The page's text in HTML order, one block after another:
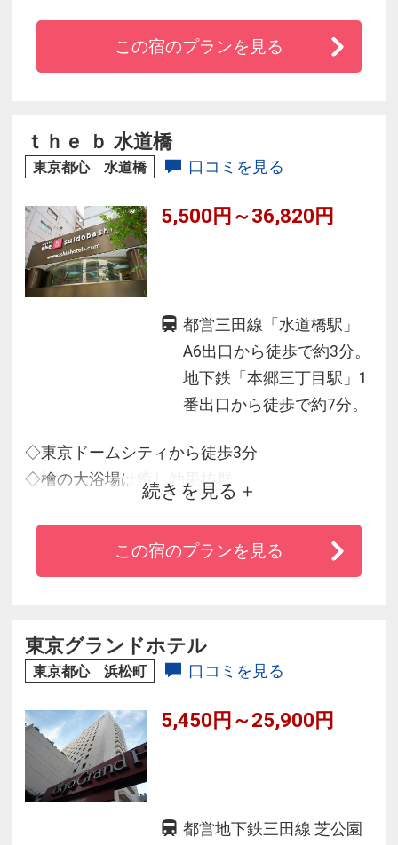
東京ディズニーリゾート・グッドネイバーホテ
ルとして毎日無料の送迎バスが運行中♪
も観光も最適です♪
この宿のプランを見る
ｔｈｅ ｂ 水道橋
東京都心 水道橋 口コミを見る
5,500円～36,820円
都営三田線「水道橋駅」
A6出口から徒歩で約3分。
地下鉄「本郷三丁目駅」1
番出口から徒歩で約7分。
◇東京ドームシティから徒歩3分
◇檜の大浴場は癒し効果抜群
◇シンプルモダンなお部屋はビジネスにも観光
にも最適
◇24時間フリーエスプレッソ＆Wi－Fi接続無料
続きを見る
この宿のプランを見る
東京グランドホテル
東京都心 浜松町 口コミを見る
5,450円～25,900円
都営地下鉄三田線 芝公園